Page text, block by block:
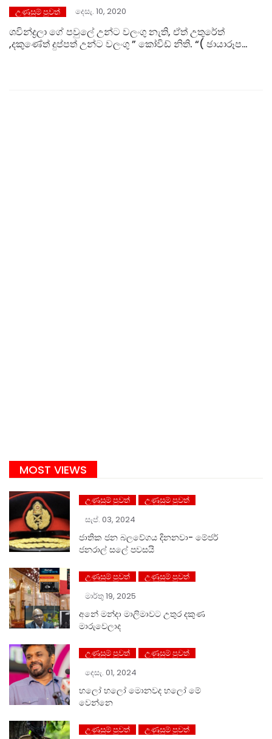
උණුසුම් පුවත් දෙසැ. 10, 2020
ශවින්ද්‍රලා ගේ පවුලේ උන්ට වලංගු නැති, ඒත් උතුරේත්
,දකුණේත් දුප්පත් උන්ට වලංගු ” කෝවිඩ් නිති. “( ඡායාරූප
MOST VIEWS
උණුසුම් පුවත්
උණුසුම් පුවත්
සැප්. 03, 2024
ජාතික ජන බලවේගය දිනනවා- මේජර්
ජනරාල් සලේ පවසයි
උණුසුම් පුවත්
උණුසුම් පුවත්
මාර්තු 19, 2025
අනේ මන්දා මාලිමාවට උතුර දකුණ
මාරුවෙලාද
උණුසුම් පුවත්
උණුසුම් පුවත්
දෙසැ. 01, 2024
හලෝ ⁣හලෝ මොනවද හලෝ මේ
වෙන්නෙ
උණුසුම් පුවත්
උණුසුම් පුවත්